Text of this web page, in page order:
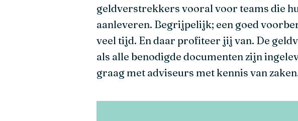
geldverstrekkers vooral voor teams die
aanleveren. Begrijpelijk; een goed
veel tijd. En daar profiteer jij van. De
als alle benodigde documenten zijn
graag met adviseurs met kennis van